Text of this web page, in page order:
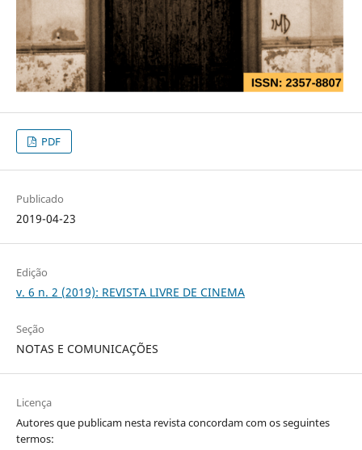
PDF
Publicado
2019-04-23
Edição
v. 6 n. 2 (2019): REVISTA LIVRE DE CINEMA
Seção
NOTAS E COMUNICAÇÕES
Licença
Autores que publicam nesta revista concordam com os seguintes
termos: